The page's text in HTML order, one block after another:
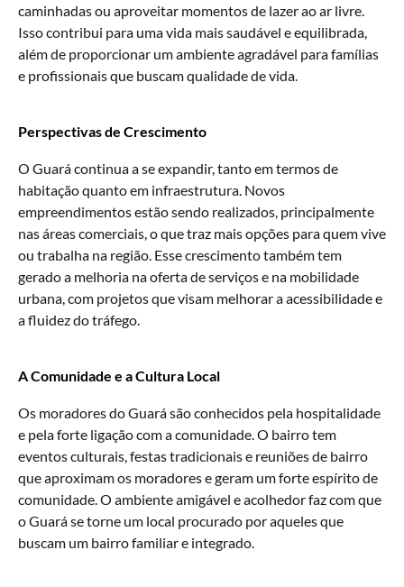
caminhadas ou aproveitar momentos de lazer ao ar livre.
Isso contribui para uma vida mais saudável e equilibrada,
além de proporcionar um ambiente agradável para famílias
e profissionais que buscam qualidade de vida.
Perspectivas de Crescimento
O Guará continua a se expandir, tanto em termos de
habitação quanto em infraestrutura. Novos
empreendimentos estão sendo realizados, principalmente
nas áreas comerciais, o que traz mais opções para quem vive
ou trabalha na região. Esse crescimento também tem
gerado a melhoria na oferta de serviços e na mobilidade
urbana, com projetos que visam melhorar a acessibilidade e
a fluidez do tráfego.
A Comunidade e a Cultura Local
Os moradores do Guará são conhecidos pela hospitalidade
e pela forte ligação com a comunidade. O bairro tem
eventos culturais, festas tradicionais e reuniões de bairro
que aproximam os moradores e geram um forte espírito de
comunidade. O ambiente amigável e acolhedor faz com que
o Guará se torne um local procurado por aqueles que
buscam um bairro familiar e integrado.